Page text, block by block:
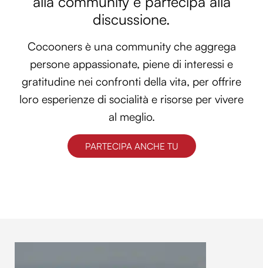
discussione.
Cocooners è una community che aggrega
persone appassionate, piene di interessi e
gratitudine nei confronti della vita, per offrire
loro esperienze di socialità e risorse per vivere
al meglio.
PARTECIPA ANCHE TU